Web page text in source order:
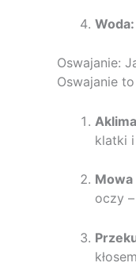
Woda:
Oswajanie:
Oswajanie
klatki
Mowa
oczy